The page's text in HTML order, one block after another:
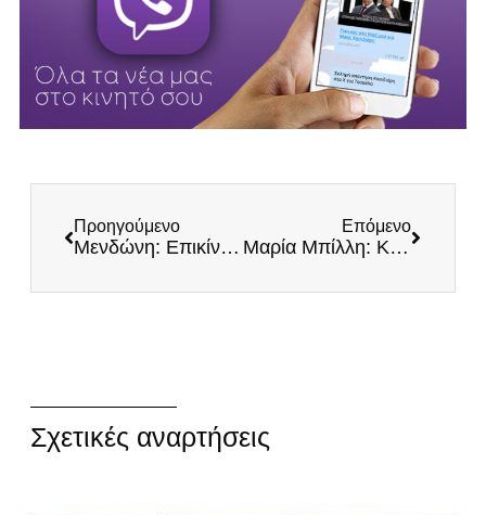
Προηγούμενο
Μενδώνη: Επικίνδυνη και η ίδια και οι επιλογές της
Επόμενο
Μαρία Μπίλλη: Καταγγέλλω την κατάληψη του Δημοτ. Ραδιοφώνου Λάρισας από υπερασπιστές του Κουφοντίνα
Σχετικές αναρτήσεις